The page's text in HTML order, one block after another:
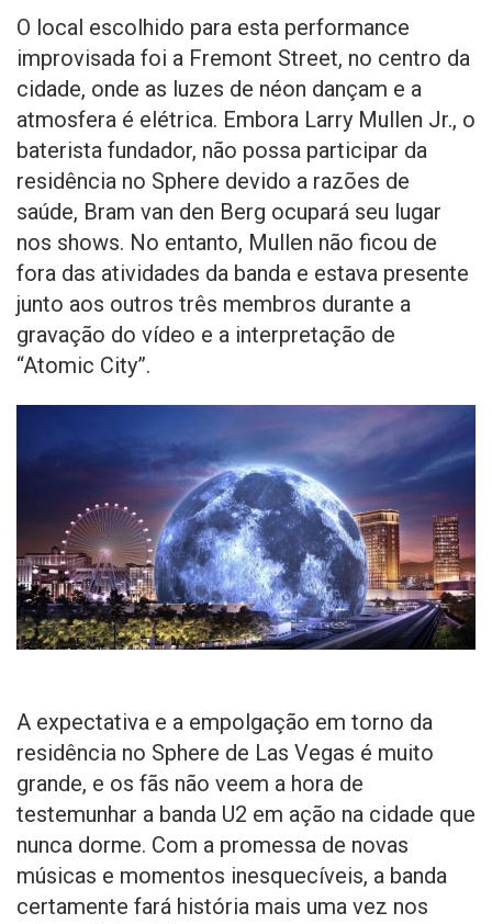
O local escolhido para esta performance
improvisada foi a Fremont Street, no centro da
cidade, onde as luzes de néon dançam e a
atmosfera é elétrica. Embora Larry Mullen Jr., o
baterista fundador, não possa participar da
residência no Sphere devido a razões de
saúde, Bram van den Berg ocupará seu lugar
nos shows. No entanto, Mullen não ficou de
fora das atividades da banda e estava presente
junto aos outros três membros durante a
gravação do vídeo e a interpretação de
“Atomic City”.
A expectativa e a empolgação em torno da
residência no Sphere de Las Vegas é muito
grande, e os fãs não veem a hora de
testemunhar a banda U2 em ação na cidade que
nunca dorme. Com a promessa de novas
músicas e momentos inesquecíveis, a banda
certamente fará história mais uma vez nos